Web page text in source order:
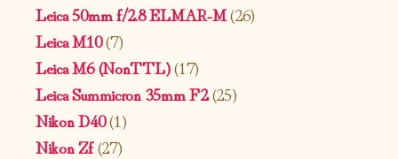
Leica 50mm f/2.8 ELMAR-M(26)
Leica M10(7)
Leica M6 (NonTTL)(17)
Leica Summicron 35mm F2(25)
Nikon D40(1)
Nikon Zf(27)